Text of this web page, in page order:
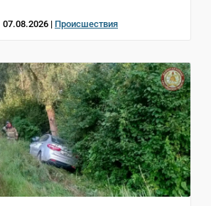
07.08.2026 | Происшествия